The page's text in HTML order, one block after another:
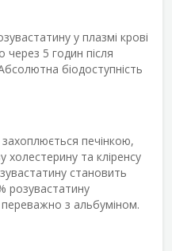
у плазмі крові
через 5 годин після
біодоступність
печінкою,
холестерину та кліренсу
становить
розувастатину
переважно з альбуміном.